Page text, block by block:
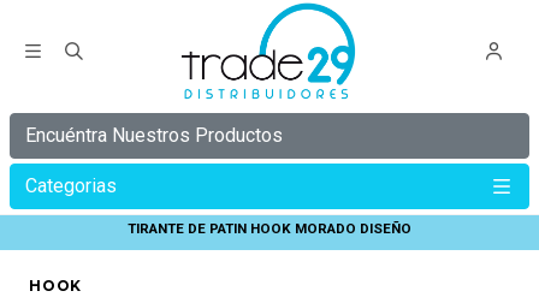
Encuéntra Nuestros Productos
Categorias
TIRANTE DE PATIN HOOK MORADO DISEÑO
HOOK